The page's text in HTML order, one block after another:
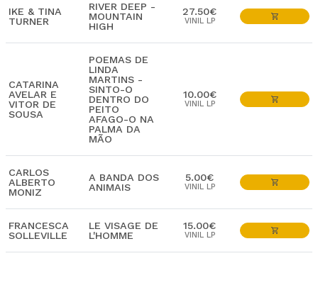
IKE & TINA
TURNER
RIVER DEEP -
MOUNTAIN
HIGH
27.50€
VINIL LP
CATARINA
AVELAR E
VITOR DE
SOUSA
POEMAS DE
LINDA
MARTINS -
SINTO-O
DENTRO DO
PEITO
AFAGO-O NA
PALMA DA
MÃO
10.00€
VINIL LP
CARLOS
ALBERTO
MONIZ
A BANDA DOS
ANIMAIS
5.00€
VINIL LP
FRANCESCA
SOLLEVILLE
LE VISAGE DE
L'HOMME
15.00€
VINIL LP